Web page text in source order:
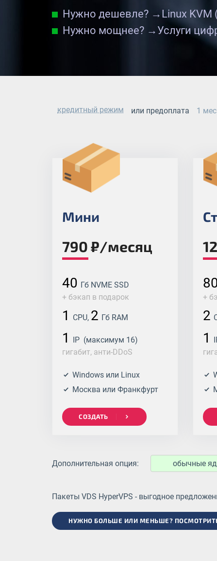
Нужно дешевле? → Linux
Нужно мощнее? → Услуги
кредитный режим или предоплата 1 мес
Мини
790 ₽/месяц
40 Гб NVME SSD
+ бэкап в подарок
1 CPU, 2 Гб RAM
1
IP (максимум 16)
гигабит, анти-DDoS
Windows или Linux
Москва или Франкфурт
СОЗДАТЬ
+
2
1
Дополнительная опция: обычные
Пакеты VDS HyperVPS - выгодное
НУЖНО БОЛЬШЕ ИЛИ МЕНЬШЕ?